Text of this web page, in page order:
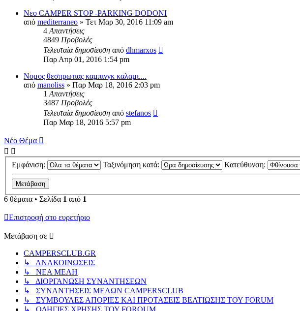
Νεο CAMPER STOP -PARKING DODONI
από mediterraneo » Τετ Μαρ 30, 2016 11:09 am
4 Απαντήσεις
4849 Προβολές
Τελευταία δημοσίευση από dhmarxos
Παρ Απρ 01, 2016 1:54 pm
Νομος θεσπρωτιας καμπινγκ καλαμι....
από manoliss » Παρ Μαρ 18, 2016 2:03 pm
1 Απαντήσεις
3487 Προβολές
Τελευταία δημοσίευση από stefanos
Παρ Μαρ 18, 2016 5:57 pm
Νέο Θέμα
Εμφάνιση: Ταξινόμηση κατά: Κατεύθυνση:
6 θέματα • Σελίδα 1 από 1
Επιστροφή στο ευρετήριο
Μετάβαση σε
CAMPERSCLUB.GR
↳ ΑΝΑΚΟΙΝΩΣΕΙΣ
↳ ΝΕΑ ΜΕΛΗ
↳ ΔΙΟΡΓΑΝΩΣΗ ΣΥΝΑΝΤΗΣΕΩΝ
↳ ΣΥΝΑΝΤΗΣΕΙΣ ΜΕΛΩΝ CAMPERSCLUB
↳ ΣΥΜΒΟΥΛΕΣ ΑΠΟΡΙΕΣ ΚΑΙ ΠΡΟΤΑΣΕΙΣ ΒΕΛΤΙΩΣΗΣ ΤΟΥ FORUM
↳ ΟΔΗΓΙΕΣ ΧΡΗΣΗΣ ΤΟΥ FOROUM